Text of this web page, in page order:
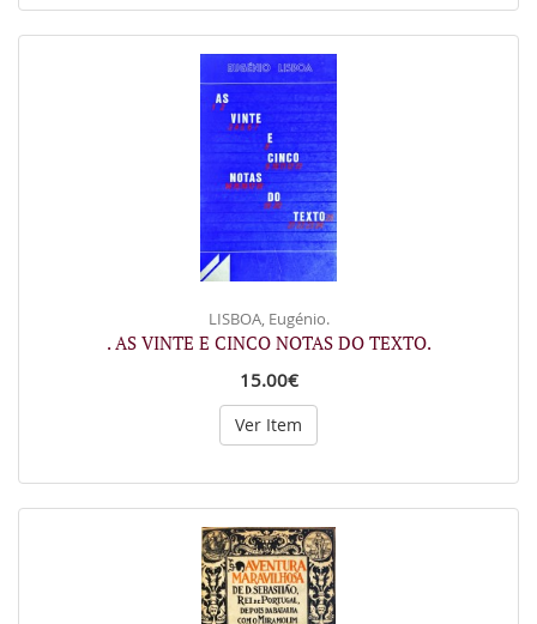
LISBOA, Eugénio.
. AS VINTE E CINCO NOTAS DO TEXTO.
15.00€
Ver Item